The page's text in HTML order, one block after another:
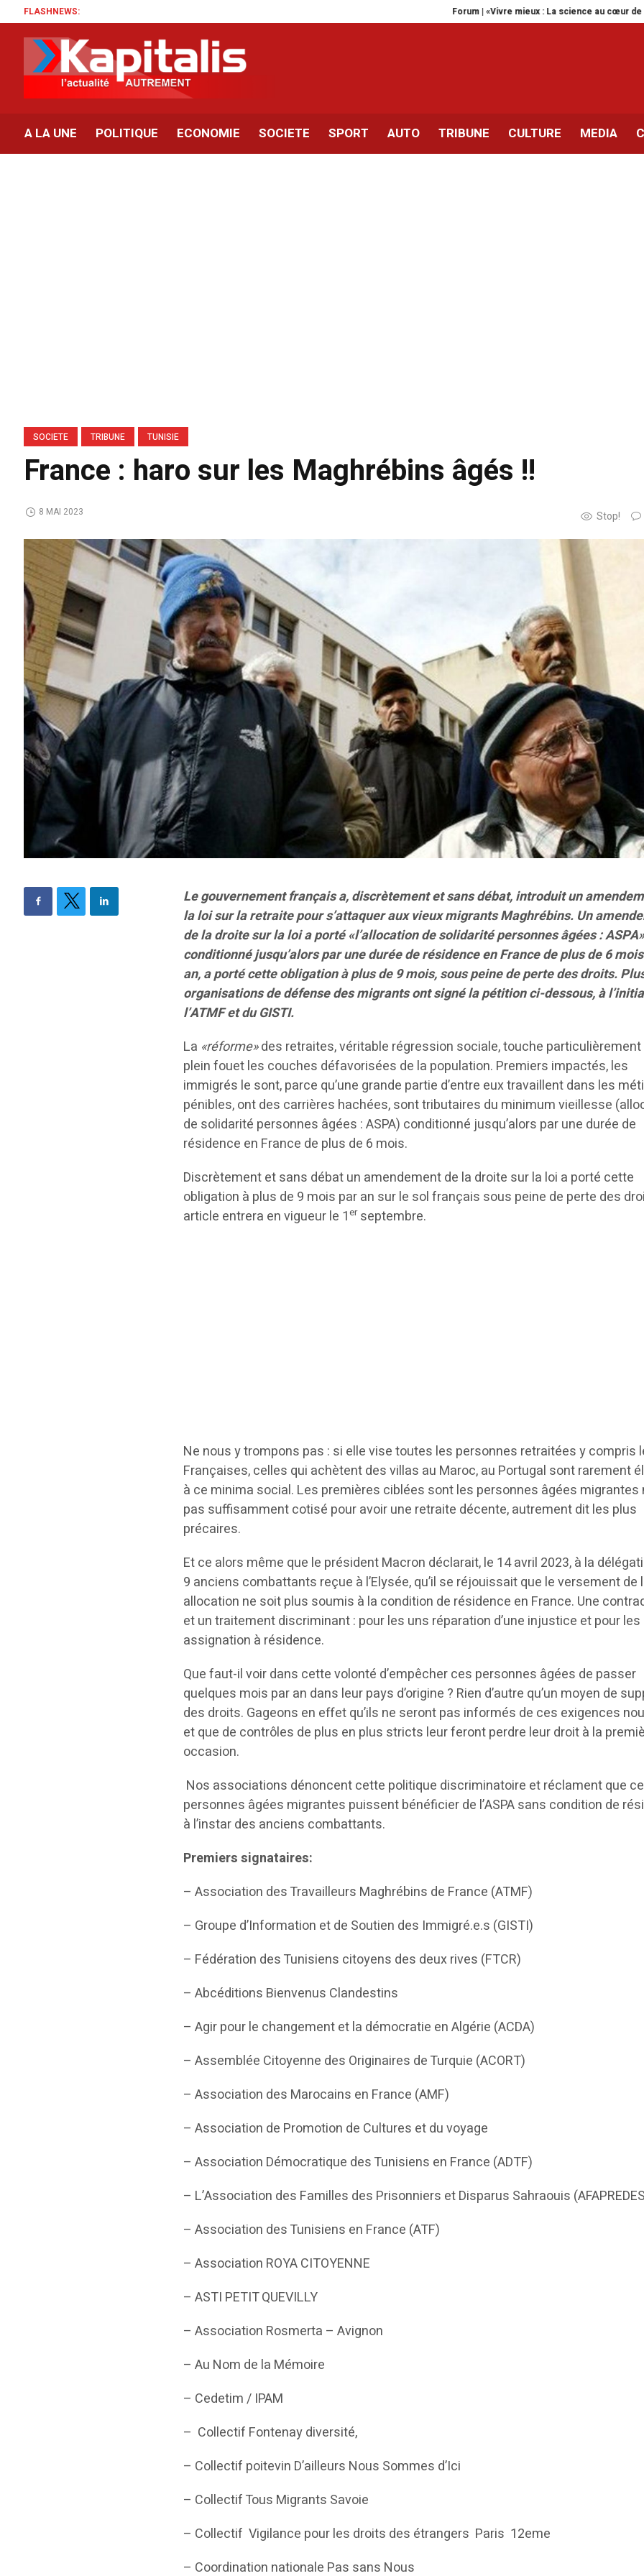
FLASHNEWS: Forum | «Vivre mieux : La science au cœur de notre
A LA UNE POLITIQUE ECONOMIE SOCIETE SPORT AUTO TRIBUNE CULTURE MEDIA
SOCIETE TRIBUNE TUNISIE
France : haro sur les Maghrébins âgés !!
Stop!
8 MAI 2023
Le gouvernement français a, discrètement et sans débat, introduit un
la loi sur la retraite pour s’attaquer aux vieux migrants Maghrébins. Un
de la droite sur la loi a porté «l’allocation de solidarité personnes âgées :
conditionné jusqu’alors par une durée de résidence en France de plus de 6
an, a porté cette obligation à plus de 9 mois, sous peine de perte des droits.
organisations de défense des migrants ont signé la pétition ci-dessous, à
l’ATMF et du GISTI.
La «réforme»des retraites, véritable régression sociale, touche
plein fouet les couches défavorisées de la population. Premiers impactés, les
immigrés le sont, parce qu’une grande partie d’entre eux travaillent dans les
pénibles, ont des carrières hachées, sont tributaires du minimum vieillesse
de solidarité personnes âgées : ASPA) conditionné jusqu’alors par une durée de
résidence en France de plus de 6 mois.
Discrètement et sans débat un amendement de la droite sur la loi a porté cette
obligation à plus de 9 mois par an sur le sol français sous peine de perte des
article entrera en vigueur le 1erseptembre.
Ne nous y trompons pas : si elle vise toutes les personnes retraitées y compris
Françaises, celles qui achètent des villas au Maroc, au Portugal sont rarement
à ce minima social. Les premières ciblées sont les personnes âgées migrantes
pas suffisamment cotisé pour avoir une retraite décente, autrement dit les plus
précaires.
Et ce alors même que le président Macron déclarait, le 14 avril 2023, à la
9 anciens combattants reçue à l’Elysée, qu’il se réjouissait que le versement de
allocation ne soit plus soumis à la condition de résidence en France. Une
et un traitement discriminant : pour les uns réparation d’une injustice et pour
assignation à résidence.
Que faut-il voir dans cette volonté d’empêcher ces personnes âgées de passer
quelques mois par an dans leur pays d’origine ? Rien d’autre qu’un moyen de
des droits. Gageons en effet qu’ils ne seront pas informés de ces exigences
et que de contrôles de plus en plus stricts leur feront perdre leur droit à la
occasion.
Nos associations dénoncent cette politique discriminatoire et réclament que
personnes âgées migrantes puissent bénéficier de l’ASPA sans condition de
à l’instar des anciens combattants.
Premiers signataires:
– Association des Travailleurs Maghrébins de France (ATMF)
– Groupe d’Information et de Soutien des Immigré.e.s (GISTI)
– Fédération des Tunisiens citoyens des deux rives (FTCR)
– Abcéditions Bienvenus Clandestins
– Agir pour le changement et la démocratie en Algérie (ACDA)
– Assemblée Citoyenne des Originaires de Turquie (ACORT)
– Association des Marocains en France (AMF)
– Association de Promotion de Cultures et du voyage
– Association Démocratique des Tunisiens en France (ADTF)
– L’Association des Familles des Prisonniers et Disparus Sahraouis
– Association des Tunisiens en France (ATF)
– Association ROYA CITOYENNE
– ASTI PETIT QUEVILLY
– Association Rosmerta – Avignon
– Au Nom de la Mémoire
– Cedetim / IPAM
– Collectif Fontenay diversité,
– Collectif poitevin D’ailleurs Nous Sommes d’Ici
– Collectif Tous Migrants Savoie
– Collectif Vigilance pour les droits des étrangers Paris 12eme
– Coordination nationale Pas sans Nous